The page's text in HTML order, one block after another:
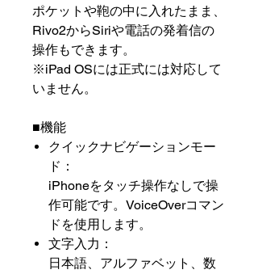
ポケットや鞄の中に入れたまま、
Rivo2からSiriや電話の発着信の
操作もできます。
※iPad OSには正式には対応して
いません。
■機能
クイックナビゲーションモー
ド：
iPhoneをタッチ操作なしで操
作可能です。VoiceOverコマン
ドを使用します。
文字入力：
日本語、アルファベット、数